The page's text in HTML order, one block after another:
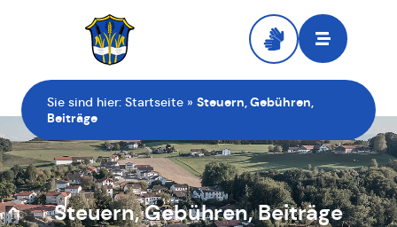
Zur Startseite
Sie sind hier: Startseite » Steuern, Gebühren,
Beiträge
Steuern, Gebühren, Beiträge